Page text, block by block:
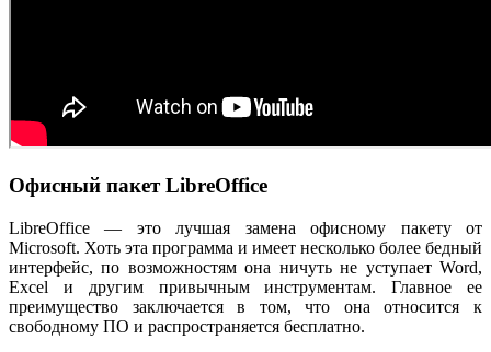
Офисный пакет LibreOffice
LibreOffice — это лучшая замена офисному пакету от
Microsoft. Хоть эта программа и имеет несколько более бедный
интерфейс, по возможностям она ничуть не уступает Word,
Excel и другим привычным инструментам. Главное ее
преимущество заключается в том, что она относится к
свободному ПО и распространяется бесплатно.